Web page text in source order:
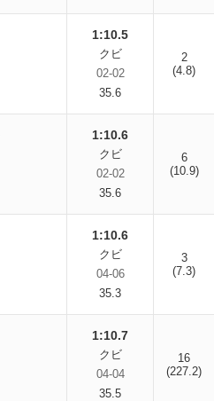
1:10.5
クビ
02-02
35.6
2
(4.8)
1:10.6
クビ
02-02
35.6
6
(10.9)
1:10.6
クビ
04-06
35.3
3
(7.3)
1:10.7
クビ
04-04
35.5
16
(227.2)